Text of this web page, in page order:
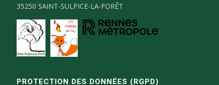
35250 SAINT-SULPICE-LA-FORÊT
PROTECTION DES DONNÉES (RGPD)